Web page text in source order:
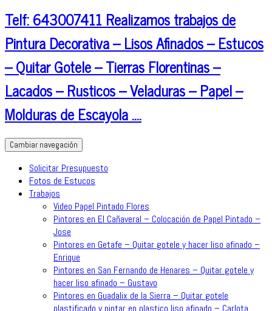
Telf: 643007411 Realizamos trabajos de
Pintura Decorativa – Lisos Afinados – Estucos
– Quitar Gotele – Tierras Florentinas –
Lacados – Rusticos – Veladuras – Papel –
Molduras de Escayola ….
Cambiar navegación
Solicitar Presupuesto
Fotos de Estucos
Trabajos
Video Papel Pintado Flores
Pintores en El Cañaveral – Colocación de Papel Pintado –
Jose
Pintores en Getafe – Quitar gotele y hacer liso afinado –
Enrique
Pintores en San Fernando de Henares – Quitar gotele y
hacer liso afinado – Gustavo
Pintores en Guadalix de la Sierra – Quitar gotele
plastificado y pintar en plastico liso afinado – Carlota